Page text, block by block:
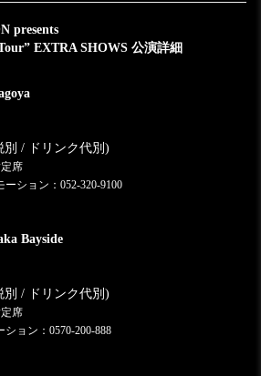
presents
EXTRA SHOWS 公演詳細
別 / ドリンク代別)
席
ション：052-320-9100
Bayside
別 / ドリンク代別)
席
ョン：0570-200-888